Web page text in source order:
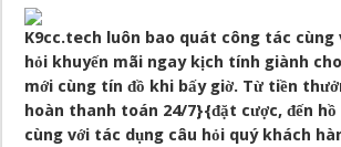
K9cc.tech luôn bao quát công tác cùng
hỏi khuyến mãi ngay kịch tính giành
mới cùng tín đồ khi bấy giờ. Từ tiền
hoàn thanh toán 24/7}{đặt cược, đến
cùng với tác dụng câu hỏi quý khách